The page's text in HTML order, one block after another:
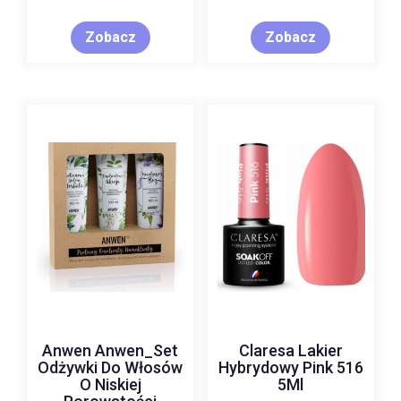
Zobacz
Hialuronowy 2ml
Zobacz
Anwen Anwen_Set
Odżywki Do Włosów
O Niskiej
Claresa Lakier
Hybrydowy Pink 516
5Ml